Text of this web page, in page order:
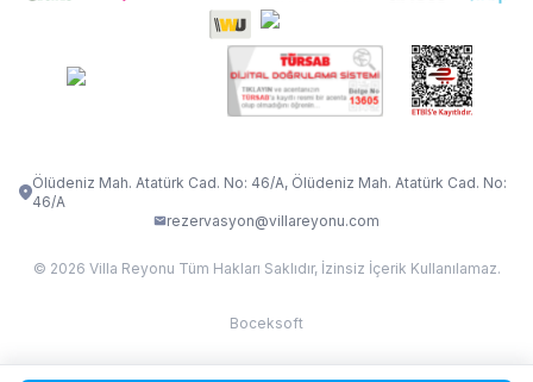
VILLA ADRIMA 1
VİLLA TİAMO VİLLA ZEYTİN DALI
VILLA ELMALI
Ölüdeniz Mah. Atatürk Cad. No: 46/A, Ölüdeniz Mah. Atatürk Cad. No:
46/A
rezervasyon@villareyonu.com
© 2026 Villa Reyonu Tüm Hakları Saklıdır, İzinsiz İçerik Kullanılamaz.
Boceksoft
Fethiye Kas Kalkan 2